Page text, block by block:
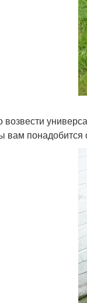
вам понадобится